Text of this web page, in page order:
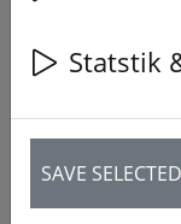
28 articlesStatstik
SAVE SELECTED